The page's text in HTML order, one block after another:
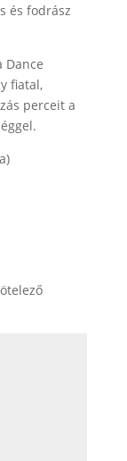
és fodrász
Dance
fiatal,
perceit a